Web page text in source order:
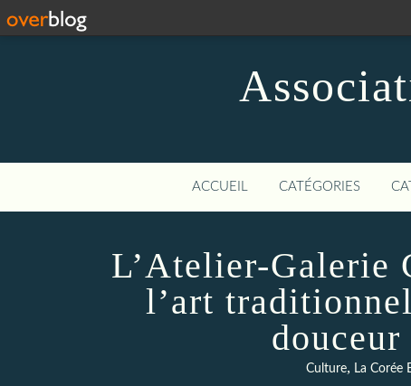
ACCUEIL CATÉGORIES
L’Atelier-Galerie
l’art
Culture, La Corée